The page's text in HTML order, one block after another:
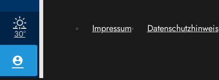
account_circle
30° Impressum Datenschutzhinweis